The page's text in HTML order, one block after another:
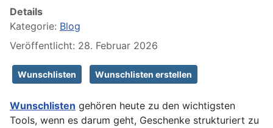
Details
Kategorie: Blog
Veröffentlicht: 28. Februar 2026
Wunschlisten Wunschlisten erstellen
Wunschlisten gehören heute zu den wichtigsten
Tools, wenn es darum geht, Geschenke strukturiert zu